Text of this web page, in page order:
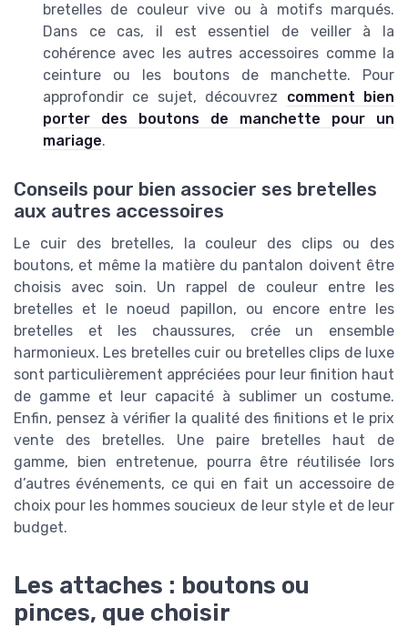
bretelles de couleur vive ou à motifs marqués.
Dans ce cas, il est essentiel de veiller à la
cohérence avec les autres accessoires comme la
ceinture ou les boutons de manchette. Pour
approfondir ce sujet, découvrez comment bien
porter des boutons de manchette pour un
mariage.
Conseils pour bien associer ses bretelles
aux autres accessoires
Le cuir des bretelles, la couleur des clips ou des
boutons, et même la matière du pantalon doivent être
choisis avec soin. Un rappel de couleur entre les
bretelles et le noeud papillon, ou encore entre les
bretelles et les chaussures, crée un ensemble
harmonieux. Les bretelles cuir ou bretelles clips de luxe
sont particulièrement appréciées pour leur finition haut
de gamme et leur capacité à sublimer un costume.
Enfin, pensez à vérifier la qualité des finitions et le prix
vente des bretelles. Une paire bretelles haut de
gamme, bien entretenue, pourra être réutilisée lors
d’autres événements, ce qui en fait un accessoire de
choix pour les hommes soucieux de leur style et de leur
budget.
Les attaches : boutons ou
pinces, que choisir